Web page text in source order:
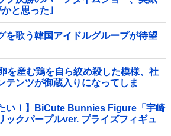
と思った｣
を歌う韓国アイドルグループが待望
を産む鶏を自ら絞め殺した模様、社
テンツが御蔵入りになってしま
い！】BiCute Bunnies Figure「宇崎
ックパープルver. プライズフィギュ
で展開決定】